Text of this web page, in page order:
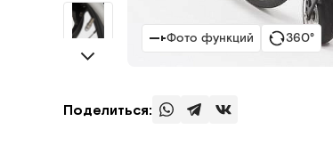
Фото функций 360°
Поделиться: